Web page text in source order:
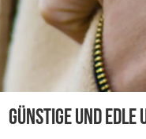
Günstige und edle